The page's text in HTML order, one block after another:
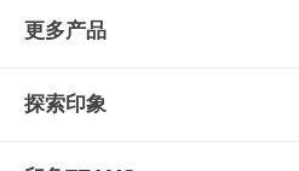
会员权益
印象笔记·剪藏
更多产品
印象图记
墨笔
探索印象